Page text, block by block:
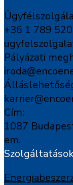
+36 1 789
Pályázati
Cím:
1087
em.